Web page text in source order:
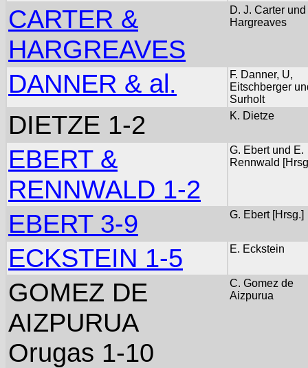
CARTER &
HARGREAVES
D. J. Carter und
Hargreaves
DANNER & al.
F. Danner, U,
Eitschberger
Surholt
DIETZE 1-2 K. Dietze
EBERT &
RENNWALD 1-2
G. Ebert und E.
Rennwald
EBERT 3-9 G. Ebert [Hrsg.]
ECKSTEIN 1-5 E. Eckstein
GOMEZ DE
AIZPURUA
Orugas 1-10
C. Gomez de
Aizpurua